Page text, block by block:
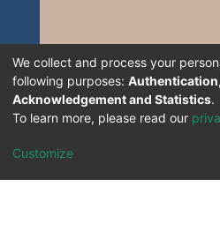
We collect and process your
following purposes:
Acknowledgement and Statistics.
To learn more, please read our
Customize